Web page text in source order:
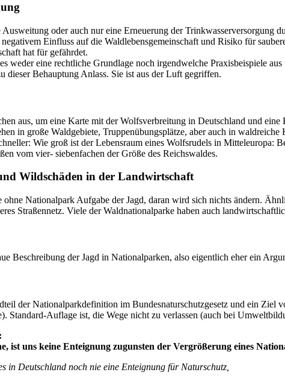
oder auch nur eine Erneuerung der Trinkwasserversorgung
Einfluss auf die Waldlebensgemeinschaft und Risiko für
hat für gefährdet.
weder eine rechtliche Grundlage noch irgendwelche Praxisbeispiele
dieser Behauptung Anlass. Sie ist aus der Luft gegriffen.
aus, um eine Karte mit der Wolfsverbreitung in Deutschland und
in große Waldgebiete, Truppenübungsplätze, aber auch in
Wie groß ist der Lebensraum eines Wolfsrudels in
vom vier- siebenfachen der Größe des Reichswaldes.
Wildschäden in der Landwirtschaft
Nationalpark Aufgabe der Jagd, daran wird sich nichts ändern.
Straßennetz. Viele der Waldnationalparke haben auch
Beschreibung der Jagd in Nationalparken, also eigentlich eher ein
der Nationalparkdefinition im Bundesnaturschutzgesetz und ein
Standard-Auflage ist, die Wege nicht zu verlassen (auch bei
ist uns keine Enteignung zugunsten der Vergrößerung eines
in Deutschland noch nie eine Enteignung für Naturschutz,